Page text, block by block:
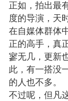
特急预警】关
节返乡期间“闪
急提示
0
正如，拍出最
度的导演，天
在自媒体群体
正的高手，真
寥无几，更新
此，有一搭没
的人也不多。
不过呢，但凡